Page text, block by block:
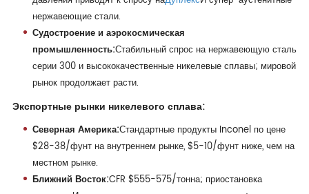
нержавеющие стали.
Судостроение и аэрокосмическая
промышленность:Стабильный спрос на нержавеющую сталь
серии 300 и высококачественные никелевые сплавы; мировой
рынок продолжает расти.
Экспортные рынки никелевого сплава:
Северная Америка:Стандартные продукты Inconel по цене
$28-38/фунт на внутреннем рынке, $5-10/фунт ниже, чем на
местном рынке.
Ближний Восток:CFR $555-575/тонна; приостановка